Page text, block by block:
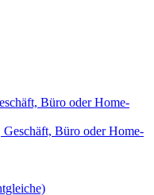
Büro oder Home-
Büro oder Home-